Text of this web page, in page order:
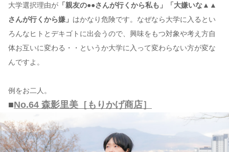
大学選択理由が 「親友の●●さんが行くから私も」「大嫌いな▲▲
さんが行くから嫌」 はかなり危険です。なぜなら大学に入るとい
ろんなヒトとデキゴトに出会うので、興味をもつ対象や考え方自
体お互いに変わる・・というか大学に入って変わらない方が変な
んですよ。
例をお二人。
■No.64 森影里美［もりかげ商店］